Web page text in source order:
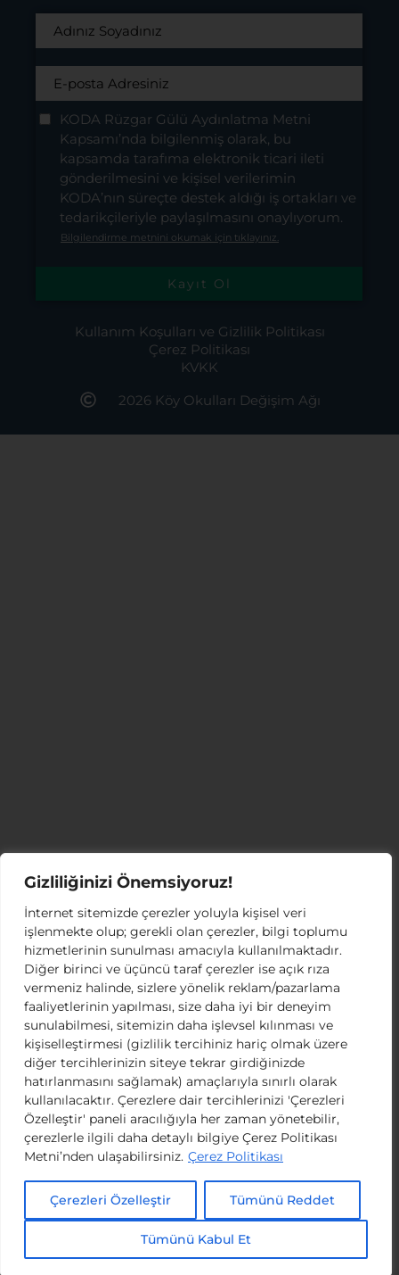
Gizliliğinizi Önemsiyoruz!
İnternet sitemizde çerezler yoluyla kişisel veri
işlenmekte olup; gerekli olan çerezler, bilgi toplumu
hizmetlerinin sunulması amacıyla kullanılmaktadır.
Diğer birinci ve üçüncü taraf çerezler ise açık rıza
vermeniz halinde, sizlere yönelik reklam/pazarlama
faaliyetlerinin yapılması, size daha iyi bir deneyim
sunulabilmesi, sitemizin daha işlevsel kılınması ve
kişiselleştirmesi (gizlilik tercihiniz hariç olmak üzere
diğer tercihlerinizin siteye tekrar girdiğinizde
hatırlanmasını sağlamak) amaçlarıyla sınırlı olarak
kullanılacaktır. Çerezlere dair tercihlerinizi 'Çerezleri
Özelleştir' paneli aracılığıyla her zaman yönetebilir,
çerezlerle ilgili daha detaylı bilgiye Çerez Politikası
Metni’nden ulaşabilirsiniz. Çerez Politikası
Çerezleri Özelleştir Tümünü Reddet
Tümünü Kabul Et
KODA Rüzgar Gülü Aydınlatma Metni
Kapsamı’nda bilgilenmiş olarak, bu
kapsamda tarafıma elektronik ticari ileti
gönderilmesini ve kişisel verilerimin
KODA’nın süreçte destek aldığı iş ortakları ve
tedarikçileriyle paylaşılmasını onaylıyorum.
Bilgilendirme metnini okumak için tıklayınız.
Kullanım Koşulları ve Gizlilik Politikası
Çerez Politikası
KVKK
2026 Köy Okulları Değişim Ağı